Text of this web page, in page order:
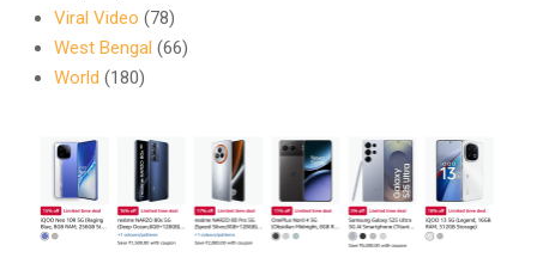
Viral Video (78)
West Bengal (66)
World (180)